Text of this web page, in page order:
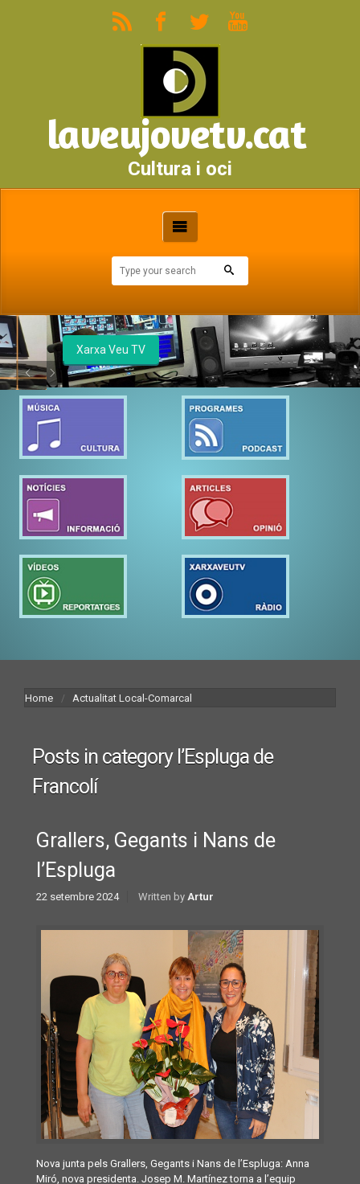
laveujovetv.cat
Cultura i oci
Xarxa Veu TV
Home Actualitat Local-Comarcal
Posts in category l’Espluga de
Francolí
Grallers, Gegants i Nans de
l’Espluga
22 setembre 2024 Written by Artur
Nova junta pels Grallers, Gegants i Nans de l’Espluga: Anna
Miró, nova presidenta. Josep M. Martínez torna a l’equip